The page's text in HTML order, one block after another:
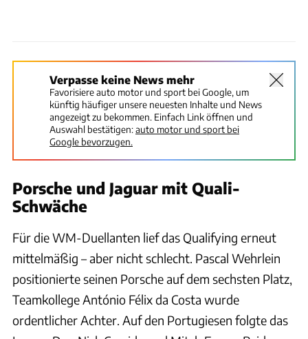
Verpasse keine News mehr
Favorisiere auto motor und sport bei Google, um
künftig häufiger unsere neuesten Inhalte und News
angezeigt zu bekommen. Einfach Link öffnen und
Auswahl bestätigen:auto motor und sport bei
Google bevorzugen.
Porsche und Jaguar mit Quali-
Schwäche
Für die WM-Duellanten lief das Qualifying erneut
mittelmäßig – aber nicht schlecht. Pascal Wehrlein
positionierte seinen Porsche auf dem sechsten Platz,
Teamkollege António Félix da Costa wurde
ordentlicher Achter. Auf den Portugiesen folgte das